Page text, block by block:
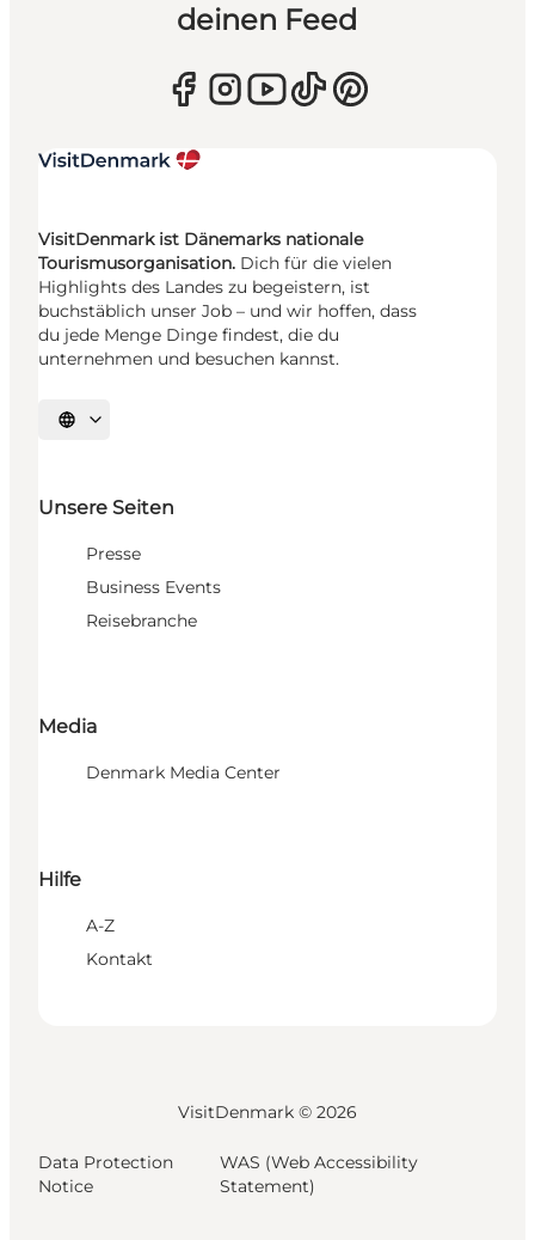
deinen Feed
VisitDenmark ist Dänemarks nationale
Tourismusorganisation. Dich für die vielen
Highlights des Landes zu begeistern, ist
buchstäblich unser Job – und wir hoffen, dass
du jede Menge Dinge findest, die du
unternehmen und besuchen kannst.
Sprache auswählen
Unsere Seiten
Presse
Business Events
Reisebranche
Media
Denmark Media Center
Hilfe
A-Z
Kontakt
VisitDenmark © 2026
Data Protection
Notice
WAS (Web Accessibility
Statement)